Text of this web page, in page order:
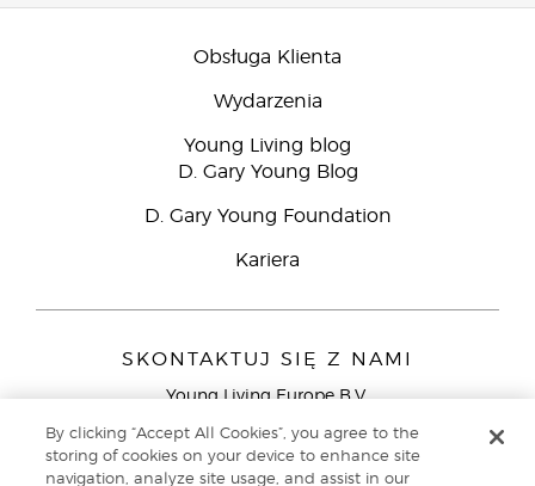
Obsługa Klienta
Wydarzenia
Young Living blog
D. Gary Young Blog
D. Gary Young Foundation
Kariera
SKONTAKTUJ SIĘ Z NAMI
Young Living Europe B.V.
9727 AJ Groningen
By clicking “Accept All Cookies”, you agree to the
storing of cookies on your device to enhance site
navigation, analyze site usage, and assist in our